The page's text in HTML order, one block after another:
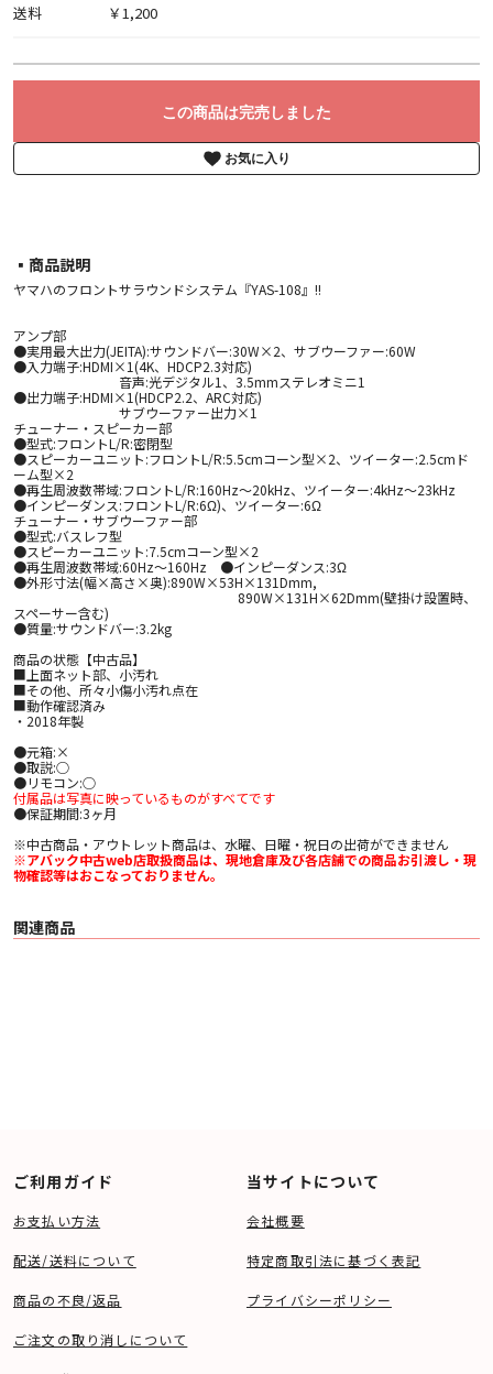
送料 ￥1,200
この商品は完売しました
お気に入り
▪︎商品説明
ヤマハのフロントサラウンドシステム『YAS-108』!!
アンプ部
●実用最大出力(JEITA):サウンドバー:30W×2、サブウーファー:60W
●入力端子:HDMI×1(4K、HDCP2.3対応)
音声:光デジタル1、3.5mmステレオミニ1
●出力端子:HDMI×1(HDCP2.2、ARC対応)
サブウーファー出力×1
チューナー・スピーカー部
●型式:フロントL/R:密閉型
●スピーカーユニット:フロントL/R:5.5cmコーン型×2、ツイーター:2.5cmド
ーム型×2
●再生周波数帯域:フロントL/R:160Hz～20kHz、ツイーター:4kHz～23kHz
●インピーダンス:フロントL/R:6Ω)、ツイーター:6Ω
チューナー・サブウーファー部
●型式:バスレフ型
●スピーカーユニット:7.5cmコーン型×2
●再生周波数帯域:60Hz～160Hz ●インピーダンス:3Ω
●外形寸法(幅×高さ×奥):890W×53H×131Dmm,
890W×131H×62Dmm(壁掛け設置時、
スペーサー含む)
●質量:サウンドバー:3.2kg
商品の状態【中古品】
■上面ネット部、小汚れ
■その他、所々小傷小汚れ点在
■動作確認済み
・2018年製
●元箱:×
●取説:○
●リモコン:○
付属品は写真に映っているものがすべてです
●保証期間:3ヶ月
※中古商品・アウトレット商品は、水曜、日曜・祝日の出荷ができません
※アバック中古web店取扱商品は、現地倉庫及び各店舗での商品お引渡し・現
物確認等はおこなっておりません。
関連商品
ご利用ガイド
お支払い方法
配送/送料について
商品の不良/返品
ご注文の取り消しについて
当サイトについて
会社概要
特定商取引法に基づく表記
プライバシーポリシー